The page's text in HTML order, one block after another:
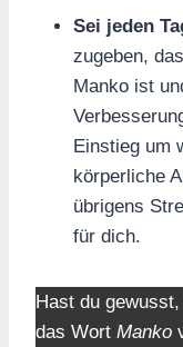
Sei jeden
zugeben,
Manko ist
Einstieg um
körperliche
übrigens
für dich.
Hast du
das Wort Manko